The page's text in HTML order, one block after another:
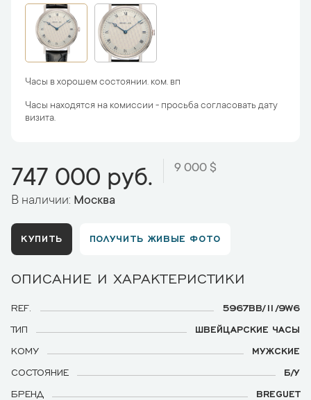
Часы в хорошем состоянии. ком. вп
Часы находятся на комиссии - просьба согласовать дату
визита.
747 000 руб. 9 000 $
В наличии: Москва
КУПИТЬ ПОЛУЧИТЬ ЖИВЫЕ ФОТО
ОПИСАНИЕ И ХАРАКТЕРИСТИКИ
REF.
5967BB/11/9W6
ТИП
ШВЕЙЦАРСКИЕ ЧАСЫ
КОМУ
МУЖСКИЕ
СОСТОЯНИЕ
Б/У
БРЕНД
BREGUET